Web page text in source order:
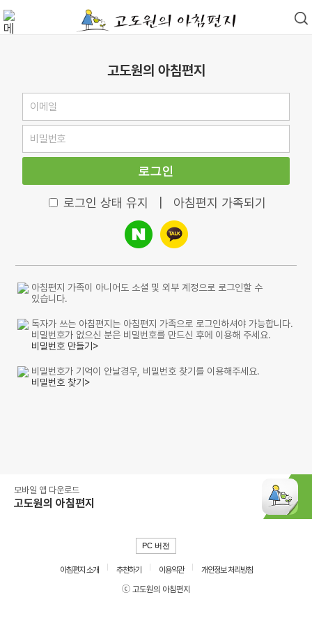
고도원의 아침편지
로그인
로그인 상태 유지 아침편지 가족되기
아침편지 가족이 아니어도 소셜 및 외부 계정으로 로그인할 수
있습니다.
독자가 쓰는 아침편지는 아침편지 가족으로 로그인하셔야 가능합니다.
비밀번호가 없으신 분은 비밀번호를 만드신 후에 이용해 주세요.
비밀번호 만들기>
비밀번호가 기억이 안날경우, 비밀번호 찾기를 이용해주세요.
비밀번호 찾기>
모바일 앱 다운로드
고도원의 아침편지
PC 버전
아침편지 소개 추천하기 이용약관
개인정보 처리방침
ⓒ 고도원의 아침편지